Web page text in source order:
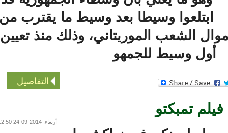
ابتلعوا وسيطا بعد وسيط ما يقترب من
الشعب الموريتاني، وذلك منذ تعيين
أول وسيط للجمهو
التفاصيل
تمبكتو
أربعاء, 2014-09-24 12:50